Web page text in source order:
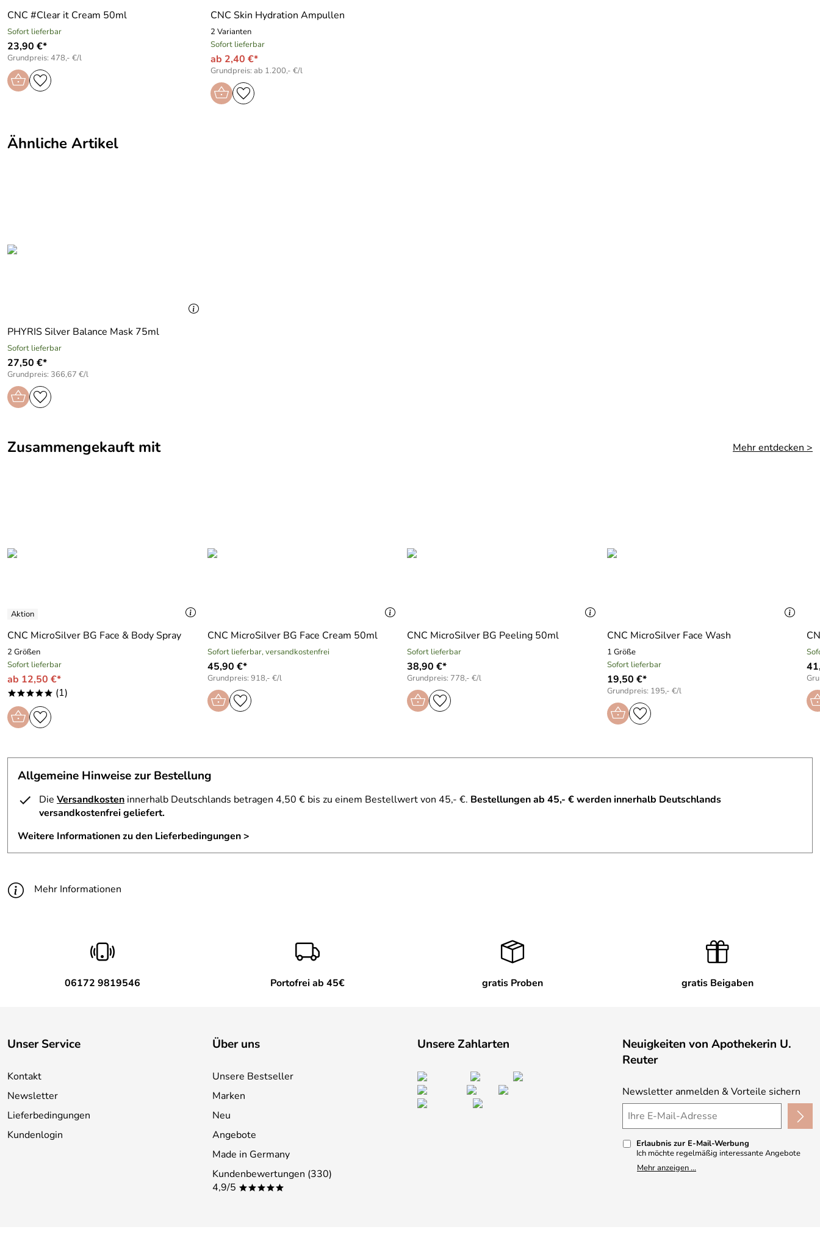
CNC #Clear it Cream 50ml
Sofort lieferbar
23,90 €*
Grundpreis: 478,- €/l
CNC Skin Hydration Ampullen
2 Varianten
Sofort lieferbar
ab 2,40 €*
Grundpreis: ab 1.200,- €/l
Ähnliche Artikel
PHYRIS Silver Balance Mask 75ml
Sofort lieferbar
27,50 €*
Grundpreis: 366,67 €/l
Zusammengekauft mit Mehr entdecken >
CNC MicroSilver BG Face & Body Spray
2 Größen
Sofort lieferbar
ab 12,50 €*
***** (1)
CNC MicroSilver BG Face Cream 50ml
Sofort lieferbar, versandkostenfrei
45,90 €*
Grundpreis: 918,- €/l
CNC MicroSilver BG Peeling 50ml
Sofort lieferbar
38,90 €*
Grundpreis: 778,- €/l
CNC MicroSilver Face Wash
1 Größe
Sofort lieferbar
19,50 €*
Grundpreis: 195,- €/l
Allgemeine Hinweise zur Bestellung
Die Versandkosten innerhalb Deutschlands betragen 4,50 € bis zu einem Bestellwert von 45,- €. Bestellungen ab 45,- € werden innerhalb Deutschlands
versandkostenfrei geliefert.
Weitere Informationen zu den Lieferbedingungen >
Mehr Informationen
06172 9819546 Portofrei ab 45€ gratis Proben gratis Beigaben
Unser Service
Kontakt
Newsletter
Lieferbedingungen
Kundenlogin
Über uns
Unsere Bestseller
Marken
Neu
Angebote
Made in Germany
Kundenbewertungen (330)
4,9/5 *****
Unsere Zahlarten
Neuigkeiten von Apothekerin U.
Reuter
Newsletter anmelden & Vorteile sichern
Erlaubnis zur E-Mail-Werbung
Ich möchte regelmäßig interessante Angebote
per E-Mail erhalten und ausserdem nach Erhalt
meiner Bestellung an die Möglichkeit zur Abgabe
Mehr anzeigen ...